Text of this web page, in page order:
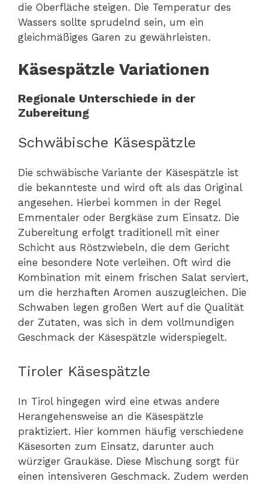
die Oberfläche steigen. Die Temperatur des
Wassers sollte sprudelnd sein, um ein
gleichmäßiges Garen zu gewährleisten.
Käsespätzle Variationen
Regionale Unterschiede in der
Zubereitung
Schwäbische Käsespätzle
Die schwäbische Variante der Käsespätzle ist
die bekannteste und wird oft als das Original
angesehen. Hierbei kommen in der Regel
Emmentaler oder Bergkäse zum Einsatz. Die
Zubereitung erfolgt traditionell mit einer
Schicht aus Röstzwiebeln, die dem Gericht
eine besondere Note verleihen. Oft wird die
Kombination mit einem frischen Salat serviert,
um die herzhaften Aromen auszugleichen. Die
Schwaben legen großen Wert auf die Qualität
der Zutaten, was sich in dem vollmundigen
Geschmack der Käsespätzle widerspiegelt.
Tiroler Käsespätzle
In Tirol hingegen wird eine etwas andere
Herangehensweise an die Käsespätzle
praktiziert. Hier kommen häufig verschiedene
Käsesorten zum Einsatz, darunter auch
würziger Graukäse. Diese Mischung sorgt für
einen intensiveren Geschmack. Zudem werden